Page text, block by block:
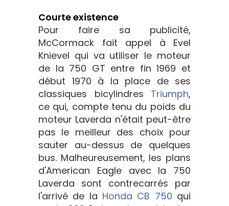
Courte existence
Pour faire sa publicité,
McCormack fait appel à Evel
Knievel qui va utiliser le moteur
de la 750 GT entre fin 1969 et
début 1970 à la place de ses
classiques bicylindres Triumph,
ce qui, compte tenu du poids du
moteur Laverda n'était peut-être
pas le meilleur des choix pour
sauter au-dessus de quelques
bus. Malheureusement, les plans
d'American Eagle avec la 750
Laverda sont contrecarrés par
l'arrivé de la Honda CB 750 qui